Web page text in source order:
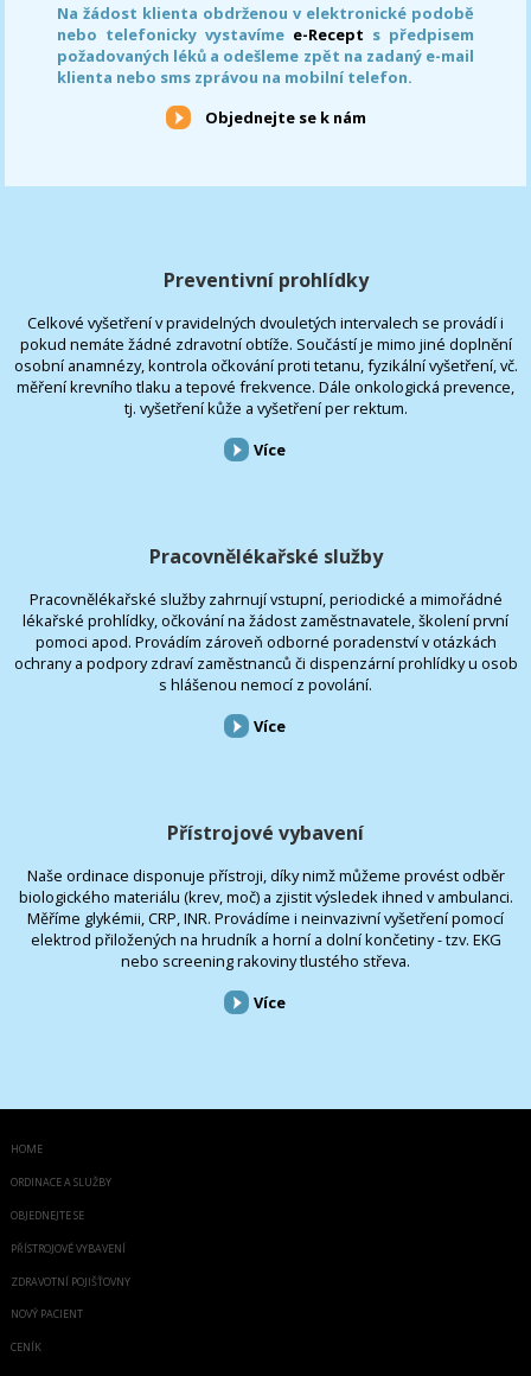
Na žádost klienta obdrženou v elektronické podobě
nebo telefonicky vystavíme e-Recept s předpisem
požadovaných léků a odešleme zpět na zadaný e-mail
klienta nebo sms zprávou na mobilní telefon.
Objednejte se k nám
Preventivní prohlídky
Celkové vyšetření v pravidelných dvouletých intervalech se provádí i
pokud nemáte žádné zdravotní obtíže. Součástí je mimo jiné doplnění
osobní anamnézy, kontrola očkování proti tetanu, fyzikální vyšetření, vč.
měření krevního tlaku a tepové frekvence. Dále onkologická prevence,
tj. vyšetření kůže a vyšetření per rektum.
Více
Pracovnělékařské služby
Pracovnělékařské služby zahrnují vstupní, periodické a mimořádné
lékařské prohlídky, očkování na žádost zaměstnavatele, školení první
pomoci apod. Provádím zároveň odborné poradenství v otázkách
ochrany a podpory zdraví zaměstnanců či dispenzární prohlídky u osob
s hlášenou nemocí z povolání.
Více
Přístrojové vybavení
Naše ordinace disponuje přístroji, díky nimž můžeme provést odběr
biologického materiálu (krev, moč) a zjistit výsledek ihned v ambulanci.
Měříme glykémii, CRP, INR. Provádíme i neinvazivní vyšetření pomocí
elektrod přiložených na hrudník a horní a dolní končetiny - tzv. EKG
nebo screening rakoviny tlustého střeva.
Více
HOME
ORDINACE A SLUŽBY
OBJEDNEJTE SE
PŘÍSTROJOVÉ VYBAVENÍ
ZDRAVOTNÍ POJIŠŤOVNY
NOVÝ PACIENT
CENÍK